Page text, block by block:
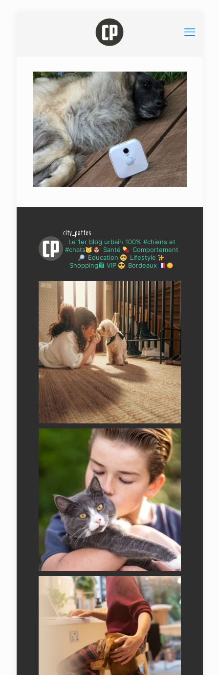
city_pattes
Le 1er blog urbain 100% #chiens et
#chats
Santé
Comportement
Education
Lifestyle
Shopping🛍 VIP
Bordeaux